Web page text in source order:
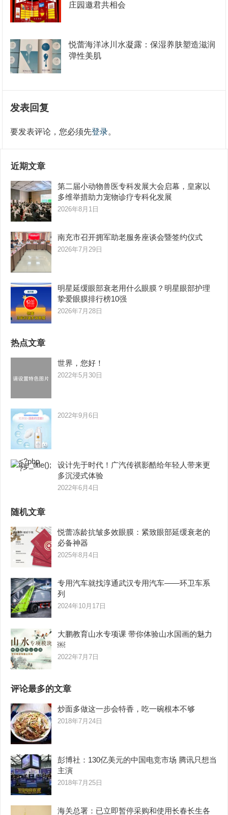
庄园邀君共相会
悦蕾海洋冰川水凝露：保湿养肤塑造滋润
弹性美肌
发表回复
要发表评论，您必须先登录。
近期文章
第二届小动物兽医专科发展大会启幕，皇家以
多维举措助力宠物诊疗专科化发展
2026年8月1日
南充市召开拥军助老服务座谈会暨签约仪式
2026年7月29日
明星延缓眼部衰老用什么眼膜？明星眼部护理
挚爱眼膜排行榜10强
2026年7月28日
热点文章
世界，您好！
2022年5月30日
2022年9月6日
设计先于时代！广汽传祺影酷给年轻人带来更
多沉浸式体验
2022年6月4日
随机文章
悦蕾冻龄抗皱多效眼膜：紧致眼部延缓衰老的
必备神器
2025年8月4日
专用汽车就找淳通武汉专用汽车——环卫车系
列
2024年10月17日
大鹏教育山水专项课 带你体验山水国画的魅力
￼
2022年7月7日
评论最多的文章
炒面多做这一步会特香，吃一碗根本不够
2018年7月24日
彭博社：130亿美元的中国电竞市场 腾讯只想当
主演
2018年7月25日
海关总署：已立即暂停采购和使用长春长生各